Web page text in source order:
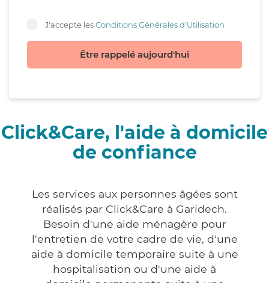
J'accepte lesConditions Générales d'Utilisation
Être rappelé aujourd'hui
Click&Care, l'aide à domicile
de confiance
Les services aux personnes âgées sont
réalisés par Click&Care à Garidech.
Besoin d'une aide ménagère pour
l'entretien de votre cadre de vie, d'une
aide à domicile temporaire suite à une
hospitalisation ou d'une aide à